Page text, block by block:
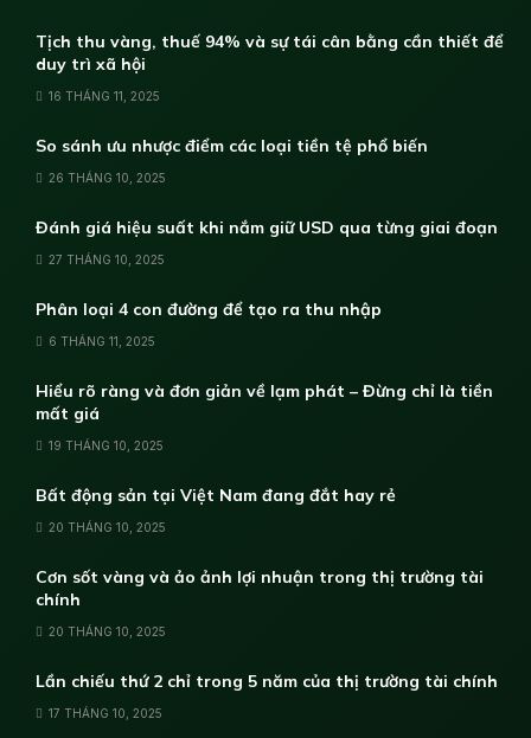
Tịch thu vàng, thuế 94% và sự tái cân bằng cần thiết để
duy trì xã hội
16 THÁNG 11, 2025
So sánh ưu nhược điểm các loại tiền tệ phổ biến
26 THÁNG 10, 2025
Đánh giá hiệu suất khi nắm giữ USD qua từng giai đoạn
27 THÁNG 10, 2025
Phân loại 4 con đường để tạo ra thu nhập
6 THÁNG 11, 2025
Hiểu rõ ràng và đơn giản về lạm phát – Đừng chỉ là tiền
mất giá
19 THÁNG 10, 2025
Bất động sản tại Việt Nam đang đắt hay rẻ
20 THÁNG 10, 2025
Cơn sốt vàng và ảo ảnh lợi nhuận trong thị trường tài
chính
20 THÁNG 10, 2025
Lần chiếu thứ 2 chỉ trong 5 năm của thị trường tài chính
17 THÁNG 10, 2025